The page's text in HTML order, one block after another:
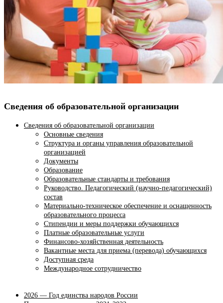
Сведения об образовательной организации
Сведения об образовательной организации
Основные сведения
Структура и органы управления образовательной
организацией
Документы
Образование
Образовательные стандарты и требования
Руководство. Педагогический (научно-педагогический)
состав
Материально-техническое обеспечение и оснащенность
образовательного процесса
Стипендии и меры поддержки обучающихся
Платные образовательные услуги
Финансово-хозяйственная деятельность
Вакантные места для приема (перевода) обучающихся
Доступная среда
Международное сотрудничество
2026 — Год единства народов России